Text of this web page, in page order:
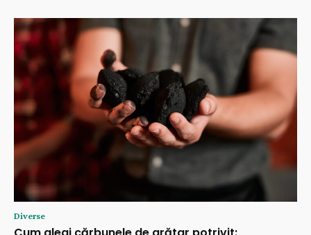
Diverse